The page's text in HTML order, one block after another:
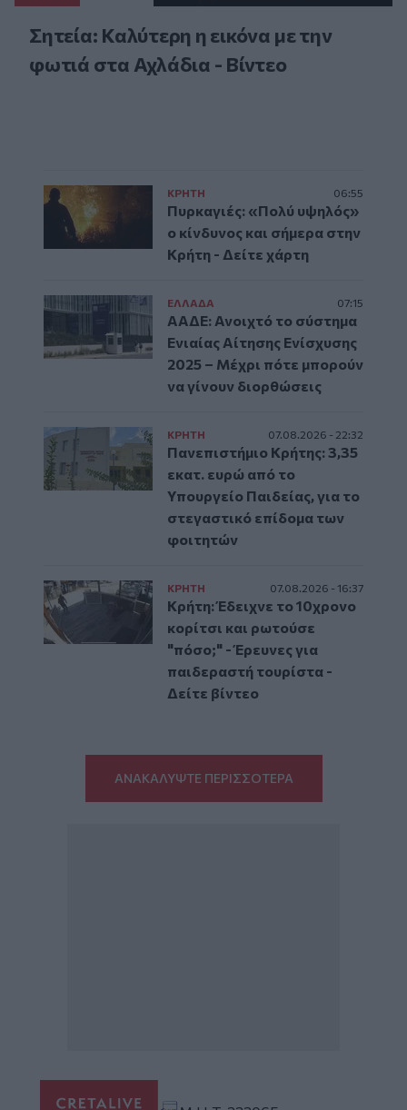
Σητεία: Καλύτερη η εικόνα με την
φωτιά στα Αχλάδια - Βίντεο
ΚΡΗΤΗ 06:55
Πυρκαγιές: «Πολύ υψηλός»
ο κίνδυνος και σήμερα στην
Κρήτη - Δείτε χάρτη
ΕΛΛAΔΑ 07:15
ΑΑΔΕ: Ανοιχτό το σύστημα
Ενιαίας Αίτησης Ενίσχυσης
2025 – Μέχρι πότε μπορούν
να γίνουν διορθώσεις
ΚΡΗΤΗ 07.08.2026 - 22:32
Πανεπιστήμιο Κρήτης: 3,35
εκατ. ευρώ από το
Υπουργείο Παιδείας, για το
στεγαστικό επίδομα των
φοιτητών
ΚΡΗΤΗ 07.08.2026 - 16:37
Κρήτη: Έδειχνε το 10χρονο
κορίτσι και ρωτούσε
"πόσο;" - Έρευνες για
παιδεραστή τουρίστα -
Δείτε βίντεο
ΑΝΑΚΑΛΥΨΤΕ ΠΕΡΙΣΣΟΤΕΡΑ